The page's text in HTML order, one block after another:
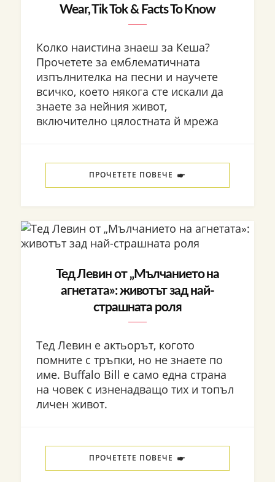
Wear, Tik Tok & Facts To Know
Колко наистина знаеш за Кеша?
Прочетете за емблематичната
изпълнителка на песни и научете
всичко, което някога сте искали да
знаете за нейния живот,
включително цялостната й мрежа
ПРОЧЕТЕТЕ ПОВЕЧЕ
Тед Левин от „Мълчанието на
агнетата»: животът зад най-
страшната роля
Тед Левин е актьорът, когото
помните с тръпки, но не знаете по
име. Buffalo Bill е само една страна
на човек с изненадващо тих и топъл
личен живот.
ПРОЧЕТЕТЕ ПОВЕЧЕ